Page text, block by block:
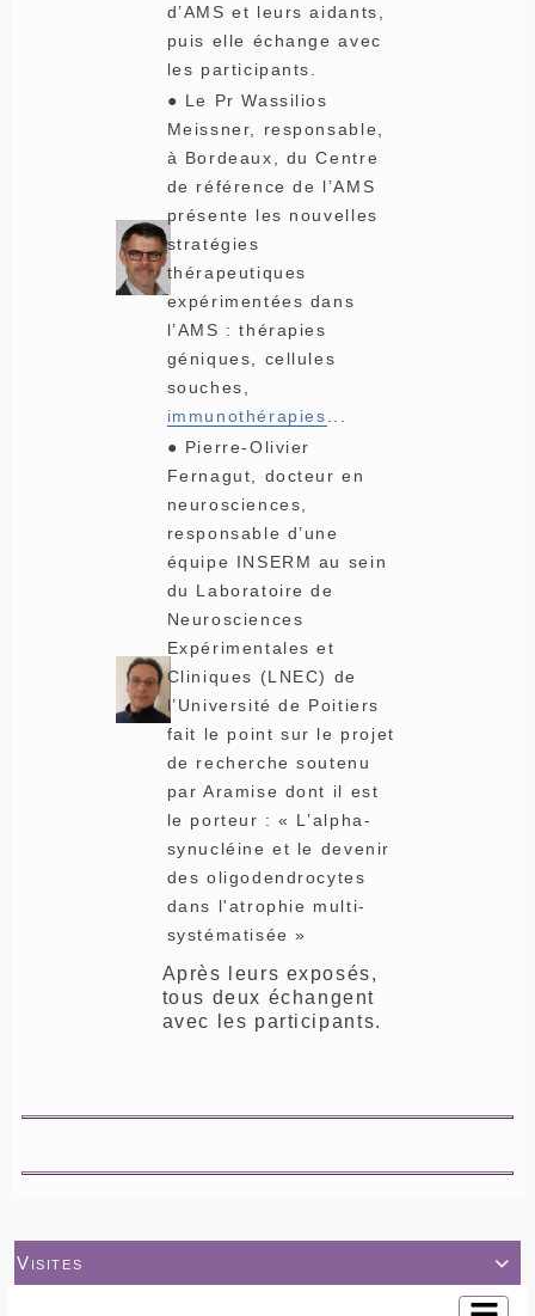
d’AMS et leurs aidants,
puis elle échange avec
les participants.
● Le Pr Wassilios
Meissner, responsable,
à Bordeaux, du Centre
de référence de l’AMS
présente les nouvelles
stratégies
thérapeutiques
expérimentées dans
l’AMS : thérapies
géniques, cellules
souches,
immunothérapies
● Pierre-Olivier
Fernagut, docteur en
neurosciences,
responsable d’une
équipe INSERM au sein
du Laboratoire de
Neurosciences
Expérimentales et
Cliniques (LNEC) de
l’Université de Poitiers
fait le point sur le projet
de recherche soutenu
par Aramise dont il est
le porteur : « L’alpha-
synucléine et le devenir
des oligodendrocytes
dans l'atrophie multi-
systématisée »
Après leurs exposés,
tous deux échangent
avec les participants.

Visites